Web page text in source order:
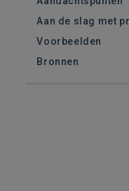
Aan de slag met
Voorbeelden
Bronnen